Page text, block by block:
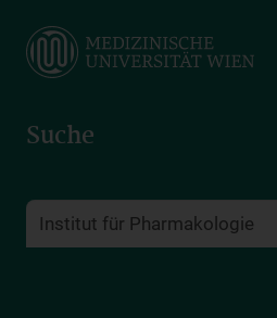
main
Suche